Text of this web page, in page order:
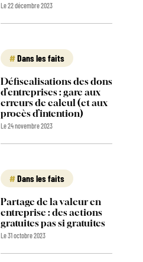
Le 22 décembre 2023
Dans les faits
Défiscalisations des dons
d’entreprises : gare aux
erreurs de calcul (et aux
procès d’intention)
Le 24 novembre 2023
Dans les faits
Partage de la valeur en
entreprise : des actions
gratuites pas si gratuites
Le 31 octobre 2023